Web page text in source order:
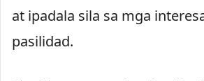
at ipadala sila sa mga
pasilidad.